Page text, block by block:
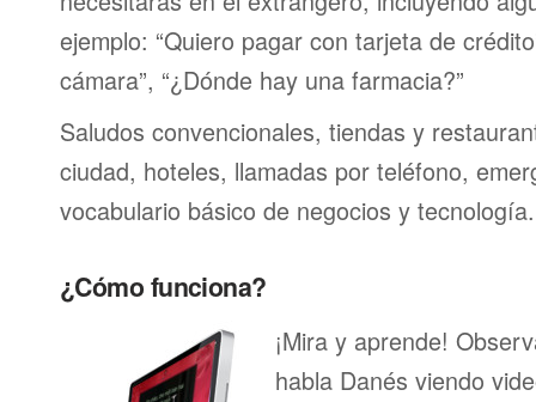
ejemplo: “Quiero pagar con tarjeta de
cámara”, “¿Dónde hay una farmacia?”
Saludos convencionales, tiendas y
ciudad, hoteles, llamadas por teléfono,
vocabulario básico de negocios y tecnología.
¿Cómo funciona?
¡Mira y aprende!
habla Danés viendo